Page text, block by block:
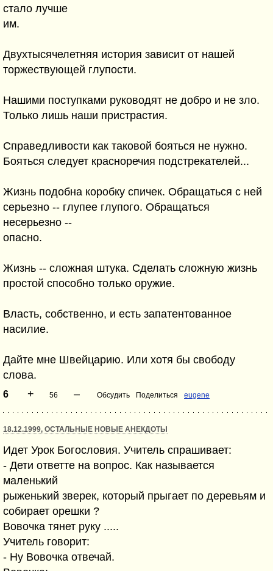
стало лучше
им.
Двухтысячелетняя история зависит от нашей
торжествующей глупости.
Нашими поступками руководят не добро и не зло.
Только лишь наши пристрастия.
Справедливости как таковой бояться не нужно.
Бояться следует красноречия подстрекателей...
Жизнь подобна коробку спичек. Обращаться с ней
серьезно -- глупее глупого. Обращаться
несерьезно --
опасно.
Жизнь -- сложная штука. Сделать сложную жизнь
простой способно только оружие.
Власть, собственно, и есть запатентованное
насилие.
Дайте мне Швейцарию. Или хотя бы свободу
слова.
6 + 56 – Обсудить Поделиться eugene
18.12.1999, ОСТАЛЬНЫЕ НОВЫЕ АНЕКДОТЫ
Идет Урок Богословия. Учитель спрашивает:
- Дети ответте на вопрос. Как называется
маленький
рыженький зверек, который прыгает по деревьям и
собирает орешки ?
Вовочка тянет руку .....
Учитель говорит:
- Ну Вовочка отвечай.